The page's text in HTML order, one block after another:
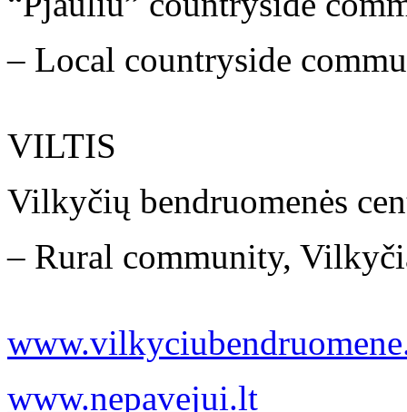
– Local countryside
VILTIS
Vilkyčių bendruomenės
– Rural community,
www.nepavejui.lt